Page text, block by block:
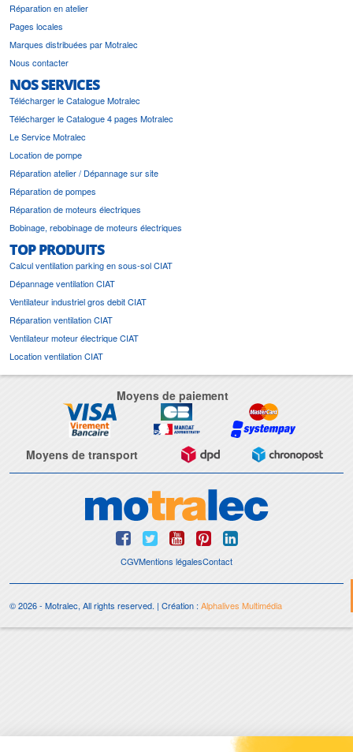
Réparation en atelier
Pages locales
Marques distribuées par Motralec
Nous contacter
NOS SERVICES
Télécharger le Catalogue Motralec
Télécharger le Catalogue 4 pages Motralec
Le Service Motralec
Location de pompe
Réparation atelier / Dépannage sur site
Réparation de pompes
Réparation de moteurs électriques
Bobinage, rebobinage de moteurs électriques
TOP PRODUITS
Calcul ventilation parking en sous-sol CIAT
Dépannage ventilation CIAT
Ventilateur industriel gros debit CIAT
Réparation ventilation CIAT
Ventilateur moteur électrique CIAT
Location ventilation CIAT
Moyens de paiement
Moyens de transport
CGVMentions légalesContact
© 2026 - Motralec, All rights reserved. | Création :Alphalives Multimédia